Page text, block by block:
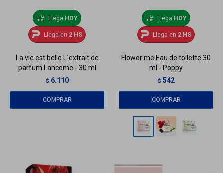
Llega HOY
Llega en 2 HS
La vie est belle L´extrait de
parfum Lancome - 30 ml
$ 6.110
Llega HOY
Llega en 2 HS
Flower me Eau de toilette 30
ml - Poppy
$ 542